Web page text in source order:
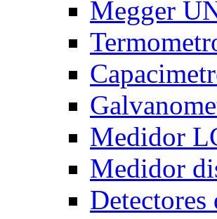
Megger
Medidor
Medidor